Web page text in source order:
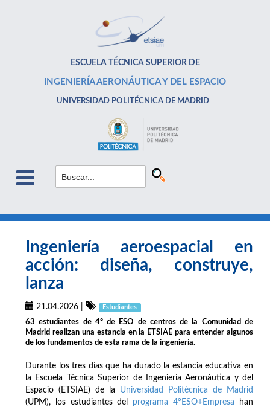
ESCUELA TÉCNICA SUPERIOR DE
INGENIERÍA AERONÁUTICA Y DEL ESPACIO
UNIVERSIDAD POLITÉCNICA DE MADRID
Ingeniería aeroespacial en
acción: diseña, construye,
lanza
21.04.2026 Estudiantes
63 estudiantes de 4º de ESO de centros de la Comunidad de
Madrid realizan una estancia en la ETSIAE para entender algunos
de los fundamentos de esta rama de la ingeniería.
Durante los tres días que ha durado la estancia educativa en
la Escuela Técnica Superior de Ingeniería Aeronáutica y del
Espacio (ETSIAE) de la Universidad Politécnica de Madrid
(UPM), los estudiantes del programa 4ºESO+Empresa han